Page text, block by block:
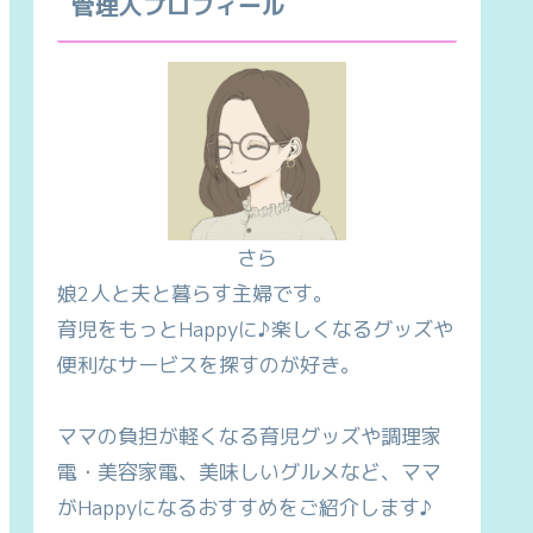
さら
娘2人と夫と暮らす主婦です。
育児をもっとHappyに♪楽しくなるグッズや
便利なサービスを探すのが好き。
ママの負担が軽くなる育児グッズや調理家
電・美容家電、美味しいグルメなど、ママ
がHappyになるおすすめをご紹介します♪